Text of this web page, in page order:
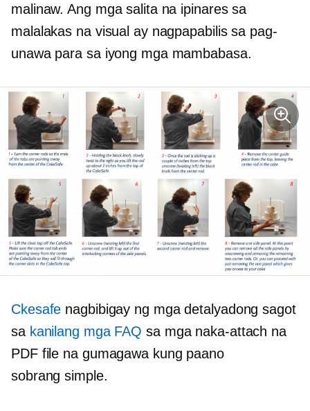
malinaw. Ang mga salita na ipinares sa
malalakas na visual ay nagpapabilis sa pag-
unawa para sa iyong mga mambabasa.
Ckesafe nagbibigay ng mga detalyadong sagot
sa kanilang mga FAQ sa mga naka-attach na
PDF file na gumagawa kung paano
sobrang simple.